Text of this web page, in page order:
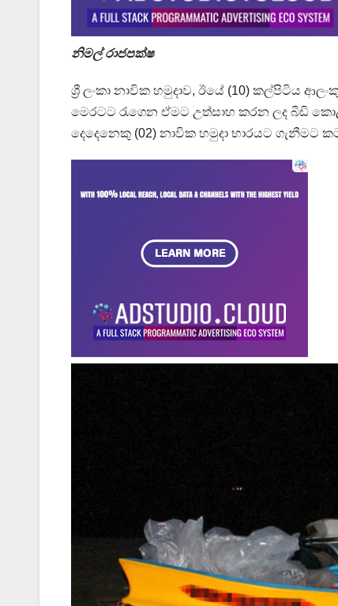
නිමල් රාජපක්ෂ
ශ්‍රී ලංකා නාවික හමුදාව, ‍ඊයේ (10) කල්පිටිය
මෙරටට රැගෙන ඒමට උත්සාහ කරන ලද බීඩි
දෙදෙනෙකු (02) නාවික හමුදා භාරයට ගැනීමට